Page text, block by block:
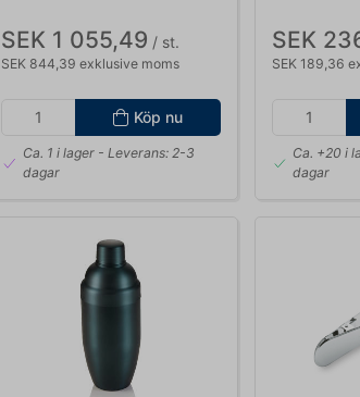
SEK 1 055,49 / st.
SEK 844,39 exklusive moms
Köp nu
Ca. 1 i lager - Leverans: 2-3
dagar
SEK
SEK 189,36
Ca. +20 i
dagar